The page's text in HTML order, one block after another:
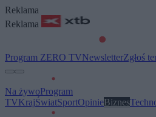
Reklama
Reklama
Program ZERO TVNewsletterZgłoś
Na żywoProgram
TVKrajŚwiatSportOpinieBiznes